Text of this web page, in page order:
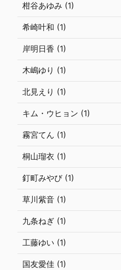
柑谷あゆみ (1)
希崎叶和 (1)
岸明日香 (1)
木嶋ゆり (1)
北見えり (1)
キム・ウヒョン (1)
霧宮てん (1)
桐山瑠衣 (1)
釘町みやび (1)
草川紫音 (1)
九条ねぎ (1)
工藤ゆい (1)
国友愛佳 (1)